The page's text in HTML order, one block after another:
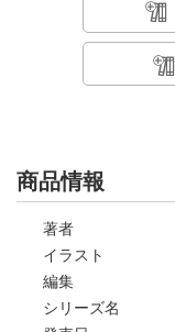
商品情報
著者
イラスト
編集
シリーズ名